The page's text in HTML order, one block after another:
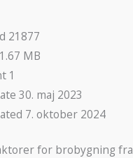
21877
1.67 MB
1
30. maj 2023
7. oktober 2024
for brobygning fra